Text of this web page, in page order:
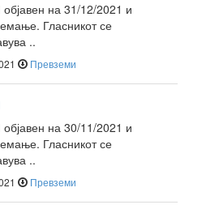
на 31/12/2021 и
Гласникот се
..
Превземи
на 30/11/2021 и
Гласникот се
..
Превземи